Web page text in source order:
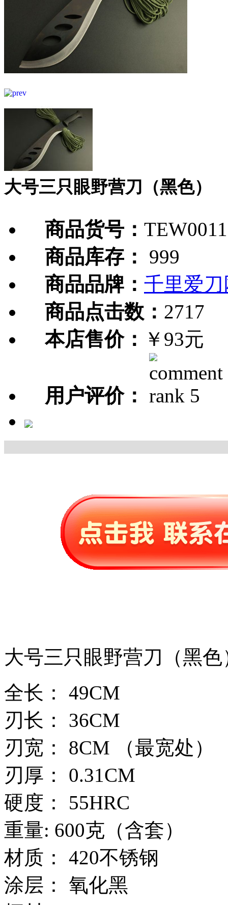
大号三只眼野营刀（黑色）
商品货号：
商品库存：
999
商品品牌： 千里爱刀
商品点击数： 2717
本店售价： ￥93元
用户评价：
大号三只眼野营刀（黑色
全长： 49CM
刃长： 36CM
刃宽： 8CM （最宽处）
刃厚： 0.31CM
硬度： 55HRC
重量: 600克（含套）
材质： 420不锈钢
涂层： 氧化黑